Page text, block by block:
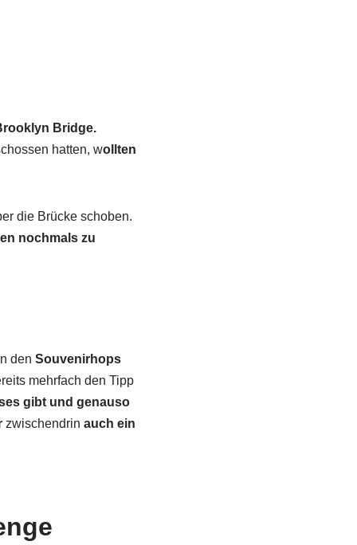
Bridge.
hatten, wollten
die Brücke schoben.
nochmals zu
den Souvenirhops
mehrfach den Tipp
gibt und genauso
zwischendrin auch ein